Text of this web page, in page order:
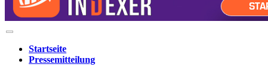
Startseite
Pressemitteilung